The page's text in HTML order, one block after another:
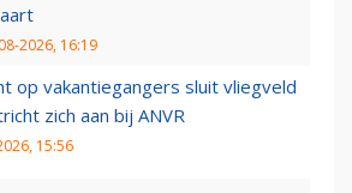
2026, 16:19
op vakantiegangers sluit vliegveld
zich aan bij ANVR
15:56